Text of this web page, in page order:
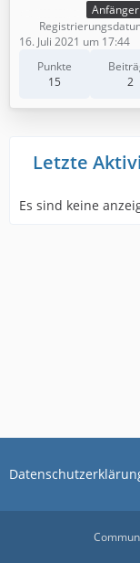
Anfänger
Punkte
15
2
16. Juli 2021 um 17:44
Letzte
Es sind keine